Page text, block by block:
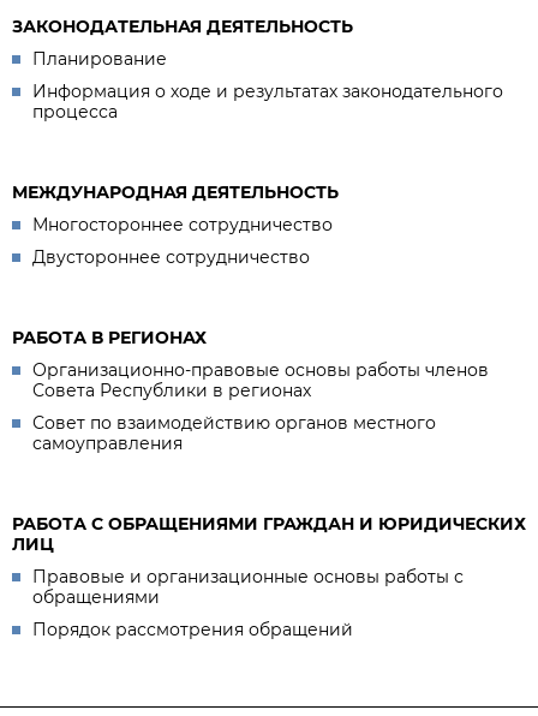
ЗАКОНОДАТЕЛЬНАЯ ДЕЯТЕЛЬНОСТЬ
Планирование
Информация о ходе и результатах законодательного
процесса
МЕЖДУНАРОДНАЯ ДЕЯТЕЛЬНОСТЬ
Многостороннее сотрудничество
Двустороннее сотрудничество
РАБОТА В РЕГИОНАХ
Организационно-правовые основы работы членов
Совета Республики в регионах
Совет по взаимодействию органов местного
самоуправления
РАБОТА С ОБРАЩЕНИЯМИ ГРАЖДАН И ЮРИДИЧЕСКИХ
ЛИЦ
Правовые и организационные основы работы с
обращениями
Порядок рассмотрения обращений